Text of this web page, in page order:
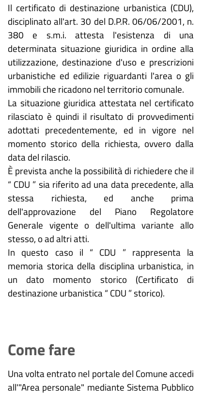
Il certificato di destinazione urbanistica (CDU),
disciplinato all'art. 30 del D.P.R. 06/06/2001, n.
380 e s.m.i. attesta l'esistenza di una
determinata situazione giuridica in ordine alla
utilizzazione, destinazione d'uso e prescrizioni
urbanistiche ed edilizie riguardanti l'area o gli
immobili che ricadono nel territorio comunale.
La situazione giuridica attestata nel certificato
rilasciato è quindi il risultato di provvedimenti
adottati precedentemente, ed in vigore nel
momento storico della richiesta, ovvero dalla
data del rilascio.
È prevista anche la possibilità di richiedere che il
“ CDU ” sia riferito ad una data precedente, alla
stessa richiesta, ed anche prima
dell'approvazione del Piano Regolatore
Generale vigente o dell'ultima variante allo
stesso, o ad altri atti.
In questo caso il “ CDU ” rappresenta la
memoria storica della disciplina urbanistica, in
un dato momento storico (Certificato di
destinazione urbanistica “ CDU ” storico).
Come fare
Una volta entrato nel portale del Comune accedi
all'"Area personale" mediante Sistema Pubblico